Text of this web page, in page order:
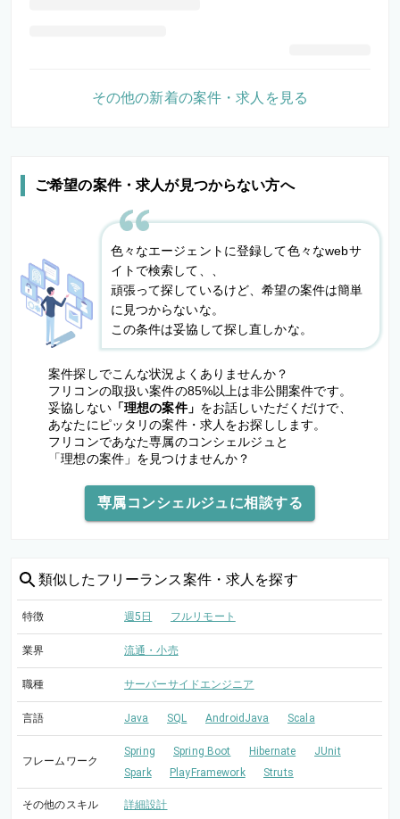
ご希望の案件・求人が見つからない方へ
色々なエージェントに登録して色々なwebサ
イトで検索して、、
頑張って探しているけど、希望の案件は簡単
に見つからないな。
この条件は妥協して探し直しかな。
案件探しでこんな状況よくありませんか？
フリコンの取扱い案件の85%以上は非公開案件です。
妥協しない「理想の案件」 をお話しいただくだけで、
あなたにピッタリの案件・求人をお探しします。
フリコンであなた専属のコンシェルジュと
「理想の案件」を見つけませんか？
専属コンシェルジュに相談する
類似した フリーランス案件・求人を探す
特徴 週5日 フルリモート
業界 流通・小売
職種 サーバーサイドエンジニア
言語 Java SQL AndroidJava Scala
フレームワーク
Spring Spring Boot Hibernate
JUnit
Spark
PlayFramework Struts
その他のスキル 詳細設計
その他の新着の案件・求人を見る